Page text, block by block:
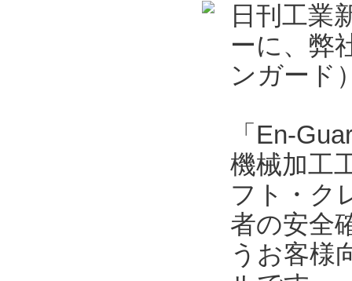
日刊工業
ーに、弊
ンガード
「En-
機械加工
フト・ク
者の安全
うお客様